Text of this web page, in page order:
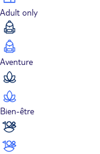
Adult only
Aventure
Bien-être